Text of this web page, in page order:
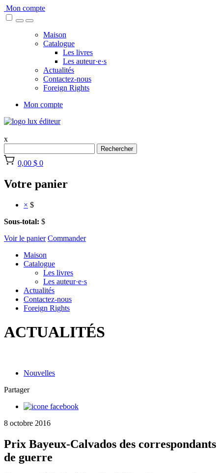
Skip
to
Mon compte
Maison
Catalogue
Les livres
Les auteur·e·s
Actualités
Contactez-nous
Foreign Rights
Mon compte
x
Rechercher
0,00 $ 0
Votre panier
× $
Sous-total: $
Voir le panier Commander
Maison
Catalogue
Les livres
Les auteur·e·s
Actualités
Contactez-nous
Foreign Rights
ACTUALITÉS
Nouvelles
Partager
8 octobre 2016
Prix Bayeux-Calvados des correspondants
de guerre